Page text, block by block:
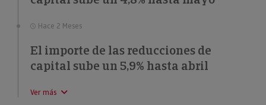
Hace 2 Meses
El importe de las reducciones de
capital sube un 5,9% hasta abril
Ver más